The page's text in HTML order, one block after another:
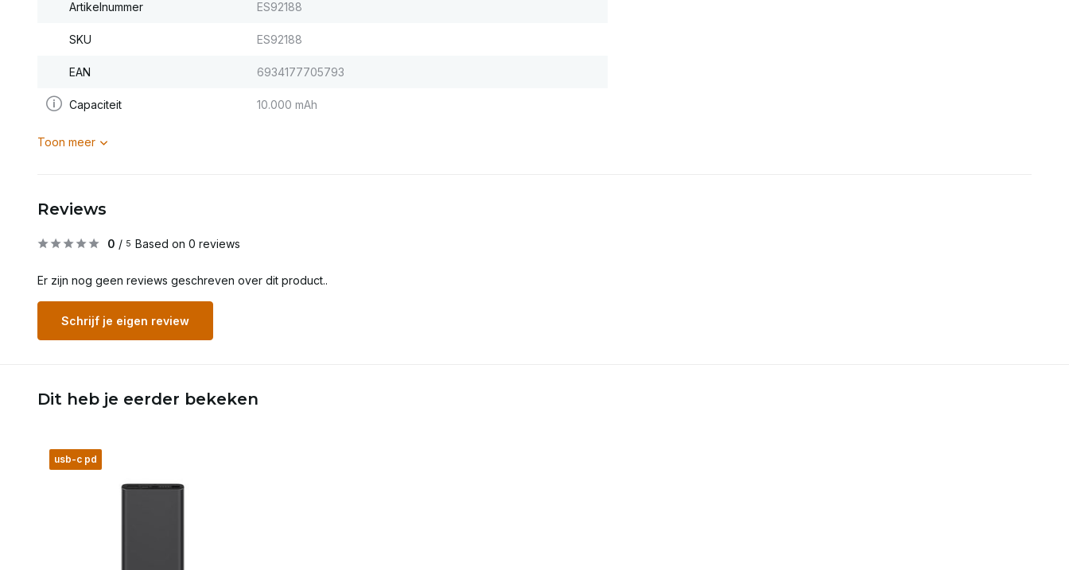
Artikelnummer ES92188
SKU ES92188
EAN 6934177705793
Capaciteit 10.000 mAh
Toon meer
Reviews
0 / 5 Based on 0 reviews
Er zijn nog geen reviews geschreven over dit product..
Schrijf je eigen review
Dit heb je eerder bekeken
usb-c pd